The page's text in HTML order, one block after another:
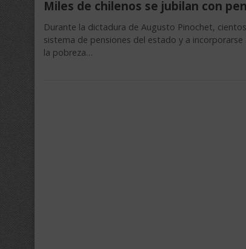
Miles de chilenos se jubilan con
Durante la dictadura de Augusto Pinochet,
sistema de pensiones del estado y a
la pobreza…